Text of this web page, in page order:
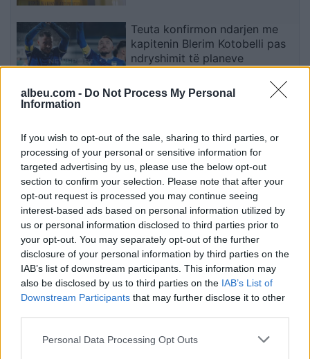
albeu.com - Do Not Process My Personal
Information
If you wish to opt-out of the sale, sharing to third parties, or
processing of your personal or sensitive information for
targeted advertising by us, please use the below opt-out
section to confirm your selection. Please note that after your
opt-out request is processed you may continue seeing
interest-based ads based on personal information utilized by
us or personal information disclosed to third parties prior to
your opt-out. You may separately opt-out of the further
disclosure of your personal information by third parties on the
IAB’s list of downstream participants. This information may
also be disclosed by us to third parties on the IAB’s List of
Downstream Participants that may further disclose it to other
Personal Data Processing Opt Outs
Teuta konfirmon ndarjen me
kapitenin Blerim Kotobelli pas
ndryshimit të planeve
klasën e parë
Prokuroria serbe mbledh prova
pas ndalimit të një të dyshuari
për krime lufte në Kosovë